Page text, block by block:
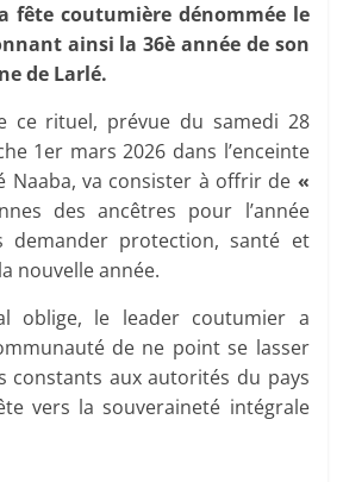
fête coutumière dénommée le
ainsi la 36è année de son
de Larlé.
ce rituel, prévue du samedi 28
1er mars 2026 dans l’enceinte
Naaba, va consister à offrir de «
des ancêtres pour l’année
demander protection, santé et
nouvelle année.
oblige, le leader coutumier a
de ne point se lasser
constants aux autorités du pays
vers la souveraineté intégrale